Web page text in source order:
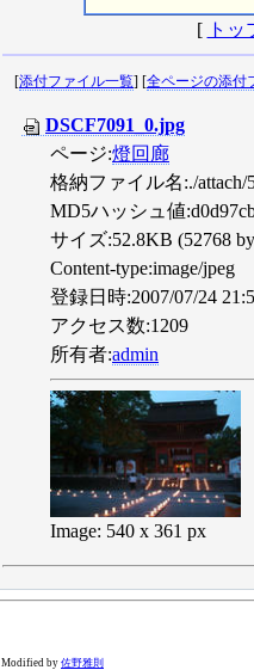
[ トッ
[添付ファイル一覧] [全ページの添付
DSCF7091_0.jpg
ページ:燈回廊
格納ファイル名:./attach/
MD5ハッシュ値
サイズ:52.8KB (52768
Content-type:image/jpeg
登録日時:2007/07/24
アクセス数:1209
所有者:admin
Image: 540 x 361 px
Modified by 佐野雅則